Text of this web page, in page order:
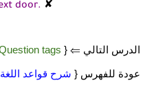
door. ✘
الدرس التالي ⇐ { tags
عودة للفهرس {